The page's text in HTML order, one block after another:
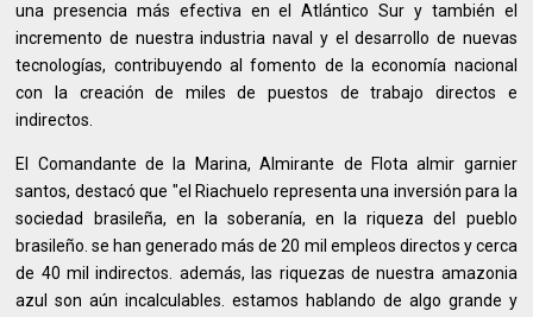
una presencia más efectiva en el Atlántico Sur y también el
incremento de nuestra industria naval y el desarrollo de nuevas
tecnologías, contribuyendo al fomento de la economía nacional
con la creación de miles de puestos de trabajo directos e
indirectos.
El Comandante de la Marina, Almirante de Flota almir garnier
santos, destacó que "el Riachuelo representa una inversión para la
sociedad brasileña, en la soberanía, en la riqueza del pueblo
brasileño. se han generado más de 20 mil empleos directos y cerca
de 40 mil indirectos. además, las riquezas de nuestra amazonia
azul son aún incalculables. estamos hablando de algo grande y